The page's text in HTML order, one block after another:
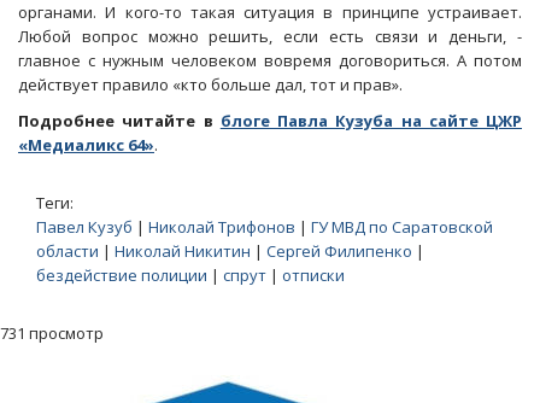
органами. И кого-то такая ситуация в принципе устраивает.
Любой вопрос можно решить, если есть связи и деньги, -
главное с нужным человеком вовремя договориться. А потом
действует правило «кто больше дал, тот и прав».
Подробнее читайте в блоге Павла Кузуба на сайте ЦЖР
«Медиаликс 64».
Теги:
Павел Кузуб | Николай Трифонов | ГУ МВД по Саратовской
области | Николай Никитин | Сергей Филипенко |
бездействие полиции | спрут | отписки
731 просмотр